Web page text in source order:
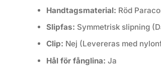
Handtagsmaterial: Röd
Slipfas: Symmetrisk slipning
Clip: Nej (Levereras med
Hål för fånglina: Ja